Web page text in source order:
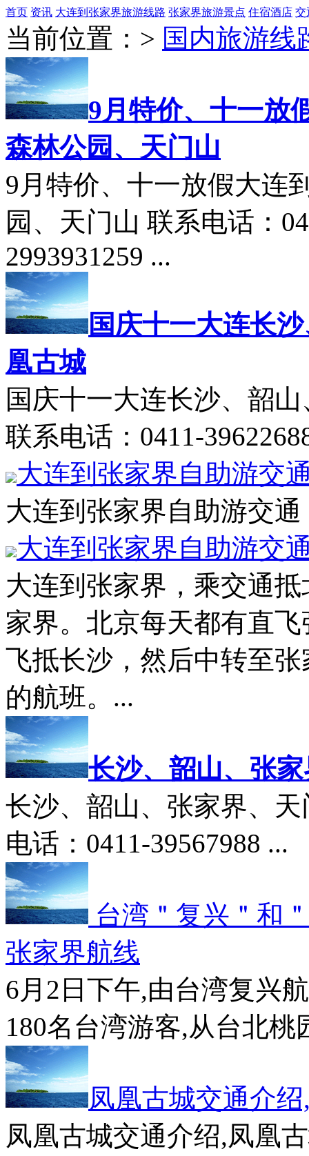
首页 资讯 大连到张家界旅游线路 张家界旅游景点 住宿酒店 交
当前位置： > 国内旅游线
9月特价、十一放
森林公园、天门山
9月特价、十一放假大连
园、天门山 联系电话：
2993931259 ...
国庆十一大连长
凰古城
国庆十一大连长沙、韶
联系电话：0411-
大连到张家界自助游交
大连到张家界自助游交
大连到张家界自助游交
大连到张家界，乘交通
家界。北京每天都有直
飞抵长沙，然后中转至
的航班。...
长沙、韶山、张
长沙、韶山、张家界、
电话：0411-39567988 ...
台湾＂复兴＂和
张家界航线
6月2日下午,由台湾复兴
180名台湾游客,从台北
凤凰古城交通介
凤凰古城交通介绍,凤凰